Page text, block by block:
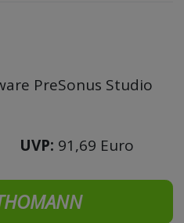
PreSonus Studio
UVP: 91,69 Euro